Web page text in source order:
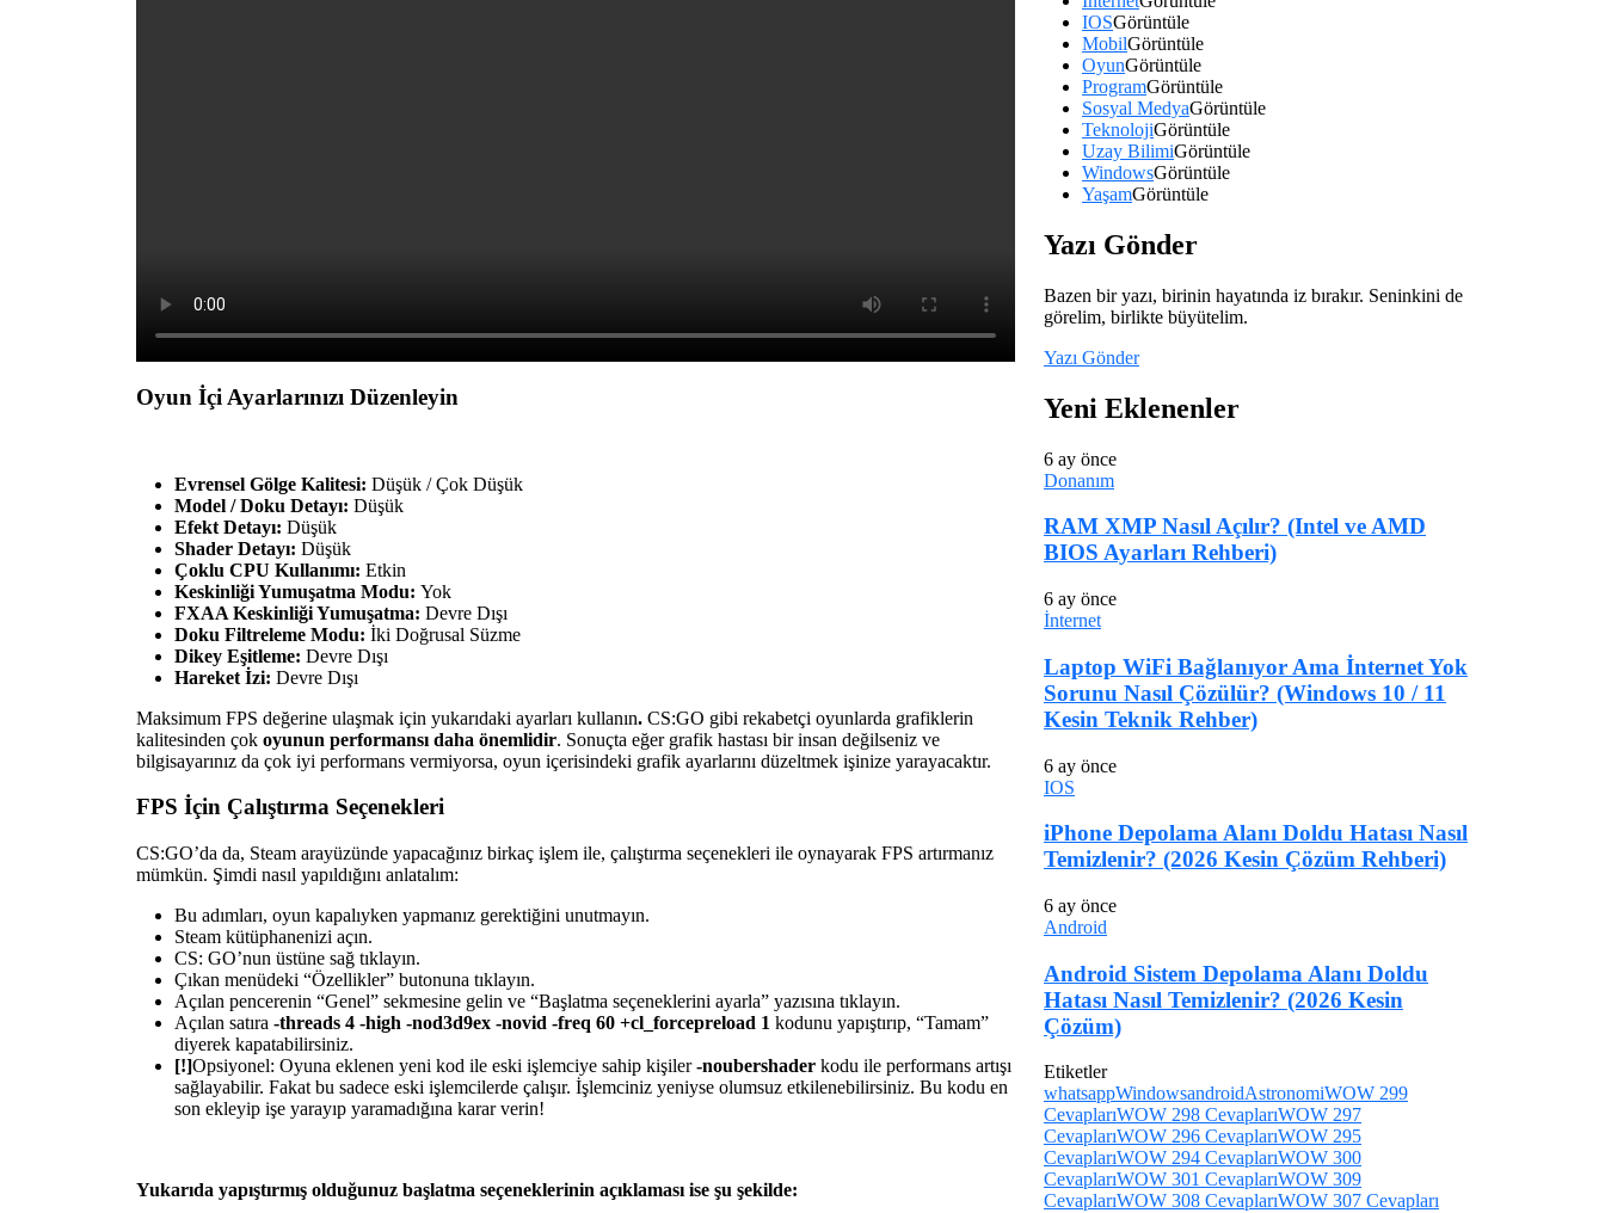
Oyun İçi Ayarlarınızı Düzenleyin
Evrensel Gölge Kalitesi: Düşük / Çok Düşük
Model / Doku Detayı: Düşük
Efekt Detayı: Düşük
Shader Detayı: Düşük
Çoklu CPU Kullanımı: Etkin
Keskinliği Yumuşatma Modu: Yok
FXAA Keskinliği Yumuşatma: Devre Dışı
Doku Filtreleme Modu: İki Doğrusal Süzme
Dikey Eşitleme: Devre Dışı
Hareket İzi: Devre Dışı
Maksimum FPS değerine ulaşmak için yukarıdaki ayarları kullanın. CS:GO gibi rekabetçi oyunlarda grafiklerin
kalitesinden çok oyunun performansı daha önemlidir. Sonuçta eğer grafik hastası bir insan değilseniz ve
bilgisayarınız da çok iyi performans vermiyorsa, oyun içerisindeki grafik ayarlarını düzeltmek işinize yarayacaktır.
FPS İçin Çalıştırma Seçenekleri
CS:GO’da da, Steam arayüzünde yapacağınız birkaç işlem ile, çalıştırma seçenekleri ile oynayarak FPS artırmanız
mümkün. Şimdi nasıl yapıldığını anlatalım:
Bu adımları, oyun kapalıyken yapmanız gerektiğini unutmayın.
Steam kütüphanenizi açın.
CS: GO’nun üstüne sağ tıklayın.
Çıkan menüdeki “Özellikler” butonuna tıklayın.
Açılan pencerenin “Genel” sekmesine gelin ve “Başlatma seçeneklerini ayarla” yazısına tıklayın.
Açılan satıra -threads 4 -high -nod3d9ex -novid -freq 60 +cl_forcepreload 1 kodunu yapıştırıp, “Tamam”
diyerek kapatabilirsiniz.
[!]Opsiyonel: Oyuna eklenen yeni kod ile eski işlemciye sahip kişiler-noubershader kodu ile performans artışı
sağlayabilir. Fakat bu sadece eski işlemcilerde çalışır. İşlemciniz yeniyse olumsuz etkilenebilirsiniz. Bu kodu en
son ekleyip işe yarayıp yaramadığına karar verin!
Yukarıda yapıştırmış olduğunuz başlatma seçeneklerinin açıklaması ise şu şekilde:
IOSGörüntüle
MobilGörüntüle
OyunGörüntüle
ProgramGörüntüle
Sosyal MedyaGörüntüle
TeknolojiGörüntüle
Uzay BilimiGörüntüle
WindowsGörüntüle
YaşamGörüntüle
Yazı Gönder
Bazen bir yazı, birinin hayatında iz bırakır. Seninkini de
görelim, birlikte büyütelim.
Yazı Gönder
Yeni Eklenenler
6 ay önce
Donanım
RAM XMP Nasıl Açılır? (Intel ve AMD
BIOS Ayarları Rehberi)
6 ay önce
İnternet
Laptop WiFi Bağlanıyor Ama İnternet Yok
Sorunu Nasıl Çözülür? (Windows 10 / 11
Kesin Teknik Rehber)
6 ay önce
IOS
iPhone Depolama Alanı Doldu Hatası Nasıl
Temizlenir? (2026 Kesin Çözüm Rehberi)
6 ay önce
Android
Android Sistem Depolama Alanı Doldu
Hatası Nasıl Temizlenir? (2026 Kesin
Çözüm)
Etiketler
whatsappWindowsandroidAstronomiWOW 299
CevaplarıWOW 298 CevaplarıWOW 297
CevaplarıWOW 296 CevaplarıWOW 295
CevaplarıWOW 294 CevaplarıWOW 300
CevaplarıWOW 301 CevaplarıWOW 309
CevaplarıWOW 308 CevaplarıWOW 307 Cevapları